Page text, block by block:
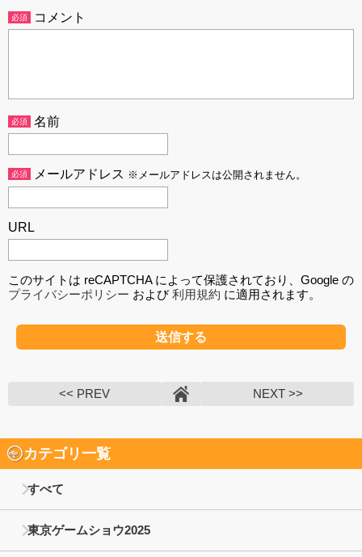
必須 コメント
必須 名前
必須 メールアドレス ※メールアドレスは公開されません。
URL
このサイトは reCAPTCHA によって保護されており、Google の
プライバシーポリシー および利用規約 に適用されます。
<< PREV NEXT >>
カテゴリ一覧
すべて
東京ゲームショウ2025